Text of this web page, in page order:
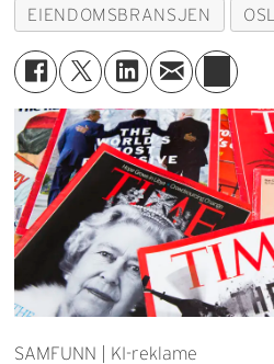
EIENDOMSBRANSJEN
SAMFUNN | KI-reklame